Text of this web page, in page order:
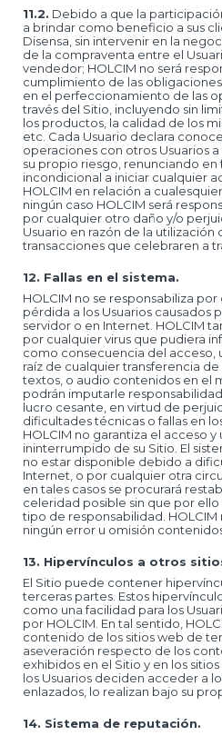
11.2. Debido a que la
a brindar como beneficio a sus
Disensa, sin intervenir en la
de la compraventa entre el
vendedor; HOLCIM no será
cumplimiento de las
en el perfeccionamiento de las
través del Sitio, incluyendo sin
los productos, la calidad de los
etc. Cada Usuario declara
operaciones con otros Usuarios
su propio riesgo, renunciando
incondicional a iniciar cualquier
HOLCIM en relación a
ningún caso HOLCIM será
por cualquier otro daño y/o
Usuario en razón de la utilización
transacciones que celebraren a
12. Fallas en el sistema.
HOLCIM no se responsabiliza
pérdida a los Usuarios causados
servidor o en Internet. HOLCIM
por cualquier virus que pudiera
como consecuencia del acceso,
raíz de cualquier transferencia
textos, o audio contenidos en el
podrán imputarle
lucro cesante, en virtud de
dificultades técnicas o fallas en
HOLCIM no garantiza el acceso
ininterrumpido de su Sitio. El
no estar disponible debido a
Internet, o por cualquier otra
en tales casos se procurará
celeridad posible sin que por
tipo de responsabilidad.
ningún error u omisión
13. Hipervínculos a otros
El Sitio puede contener
terceras partes. Estos
como una facilidad para los
por HOLCIM. En tal sentido,
contenido de los sitios web de
aseveración respecto de los
exhibidos en el Sitio y en los
los Usuarios deciden acceder a
enlazados, lo realizan bajo su
14. Sistema de reputación.